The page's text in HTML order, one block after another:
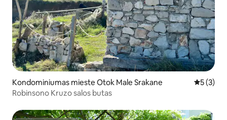
Kondominiumas mieste Otok Male Srakane Vidutinis
5 (3)
Robinsono Kruzo salos butas